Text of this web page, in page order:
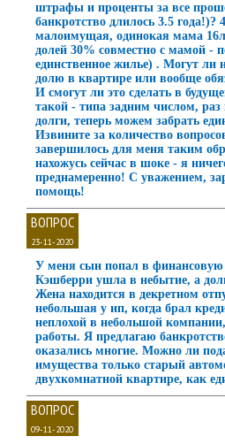
штрафы и проценты за все
банкротство длилось 3.5 года!)?
малоимущая, одинокая мама
долей 30% совместно с мамой -
единственное жилье) . Могут ли
долю в квартире или вообще
И смогут ли это сделать в
такой - типа задним числом, раз
долги, теперь можем забрать
Извините за количество
завершилось для меня таким
нахожусь сейчас в шоке - я
преднамеренно! С уважением,
помощь!
ВОПРОС
23-11-2020
У меня сын попал в
Кэшберри ушла в небытие, а
Жена находится в декретном
небольшая у ип, когда брал
неплохой в небольшой
работы. Я предлагаю
оказались многие. Можно ли
имущества только старый
двухкомнатной квартире, как
ВОПРОС
09-11-2020